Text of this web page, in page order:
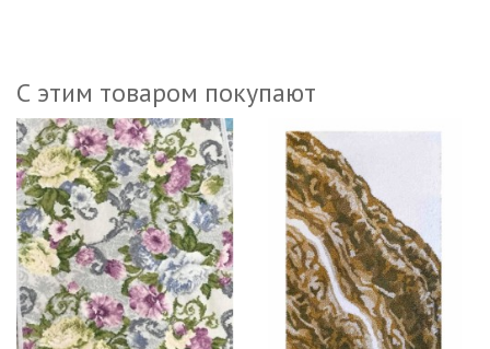
С этим товаром покупают